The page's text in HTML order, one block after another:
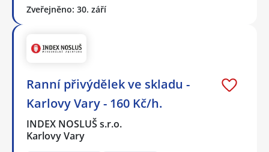
Zveřejněno: 30. září
Ranní přivýdělek ve skladu -
Karlovy Vary - 160 Kč/h.
INDEX NOSLUŠ s.r.o.
Karlovy Vary